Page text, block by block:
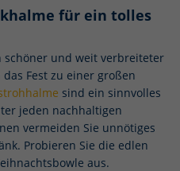
für ein tolles
schöner und weit verbreiteter
Fest zu einer großen
sind ein sinnvolles
jeden nachhaltigen
vermeiden Sie unnötiges
Probieren Sie die edlen
aus.
und um in den Netzwerken u.a.
Werbung anzubieten.
Surfverhaltens an die
anzeigen
Datenschutzerklärung